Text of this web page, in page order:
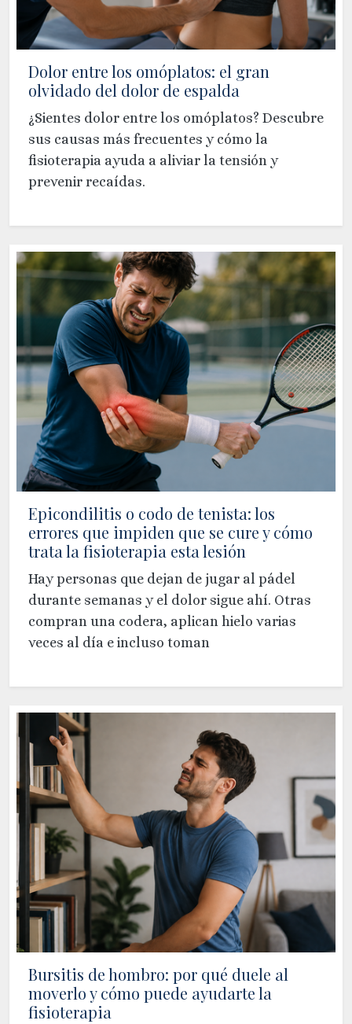
Dolor entre los omóplatos: el gran
olvidado del dolor de espalda
¿Sientes dolor entre los omóplatos? Descubre
sus causas más frecuentes y cómo la
fisioterapia ayuda a aliviar la tensión y
prevenir recaídas.
Epicondilitis o codo de tenista: los
errores que impiden que se cure y cómo
trata la fisioterapia esta lesión
Hay personas que dejan de jugar al pádel
durante semanas y el dolor sigue ahí. Otras
compran una codera, aplican hielo varias
veces al día e incluso toman
Bursitis de hombro: por qué duele al
moverlo y cómo puede ayudarte la
fisioterapia